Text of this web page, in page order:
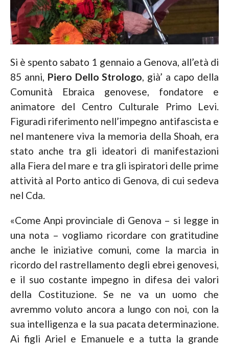
Si è spento sabato 1 gennaio a Genova, all’età di
85 anni, Piero Dello Strologo, già’ a capo della
Comunità Ebraica genovese, fondatore e
animatore del Centro Culturale Primo Levi.
Figuradi riferimento nell’impegno antifascista e
nel mantenere viva la memoria della Shoah, era
stato anche tra gli ideatori di manifestazioni
alla Fiera del mare e tra gli ispiratori delle prime
attività al Porto antico di Genova, di cui sedeva
nel Cda.
«Come Anpi provinciale di Genova – si legge in
una nota – vogliamo ricordare con gratitudine
anche le iniziative comuni, come la marcia in
ricordo del rastrellamento degli ebrei genovesi,
e il suo costante impegno in difesa dei valori
della Costituzione. Se ne va un uomo che
avremmo voluto ancora a lungo con noi, con la
sua intelligenza e la sua pacata determinazione.
Ai figli Ariel e Emanuele e a tutta la grande